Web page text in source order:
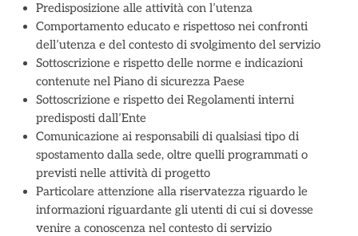
Predisposizione alle attività con l’utenza
Comportamento educato e rispettoso nei confronti
dell’utenza e del contesto di svolgimento del servizio
Sottoscrizione e rispetto delle norme e indicazioni
contenute nel Piano di sicurezza Paese
Sottoscrizione e rispetto dei Regolamenti interni
predisposti dall’Ente
Comunicazione ai responsabili di qualsiasi tipo di
spostamento dalla sede, oltre quelli programmati o
previsti nelle attività di progetto
Particolare attenzione alla riservatezza riguardo le
informazioni riguardante gli utenti di cui si dovesse
venire a conoscenza nel contesto di servizio